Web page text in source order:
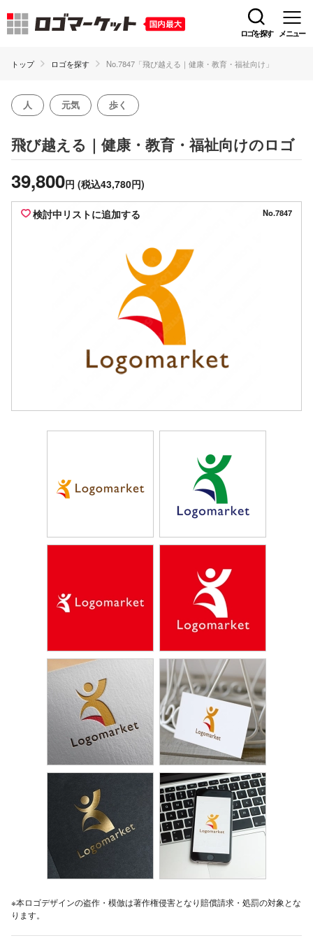
ロゴを探す メニュー
トップ ロゴを探す No.7847「飛び越える｜健康・教育・福祉向け」
人 元気 歩く
飛び越える｜健康・教育・福祉向けのロゴ
39,800円 (税込43,780円)
検討中リストに追加する No.7847
※本ロゴデザインの盗作・模倣は著作権侵害となり賠償請求・処罰の対象とな
ります。